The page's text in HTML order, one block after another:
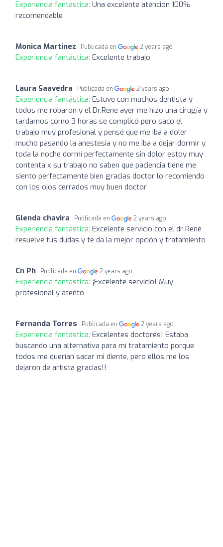
Experiencia fantástica: Una excelente atención 100%
recomendable
Monica Martinez Publicada en 2 years ago
Experiencia fantástica: Excelente trabajo
Laura Saavedra Publicada en 2 years ago
Experiencia fantástica: Estuve con muchos dentista y
todos me robaron y el Dr.Rene ayer me hizo una cirugía y
tardamos como 3 horas se complicó pero saco el
trabajo muy profesional y pensé que me iba a doler
mucho pasando la anestesia y no me iba a dejar dormir y
toda la noche dormí perfectamente sin dolor estoy muy
contenta x su trabajo no saben que paciencia tiene me
siento perfectamente bien gracias doctor lo recomiendo
con los ojos cerrados muy buen doctor
Glenda chavira Publicada en 2 years ago
Experiencia fantástica: Excelente servicio con el dr René
resuelve tus dudas y te da la mejor opción y tratamiento
Cn Ph Publicada en 2 years ago
Experiencia fantástica: ¡Excelente servicio! Muy
profesional y atento
Fernanda Torres Publicada en 2 years ago
Experiencia fantástica: Excelentes doctores! Estaba
buscando una alternativa para mí tratamiento porque
todos me querían sacar mi diente, pero ellos me los
dejaron de artista gracias!!